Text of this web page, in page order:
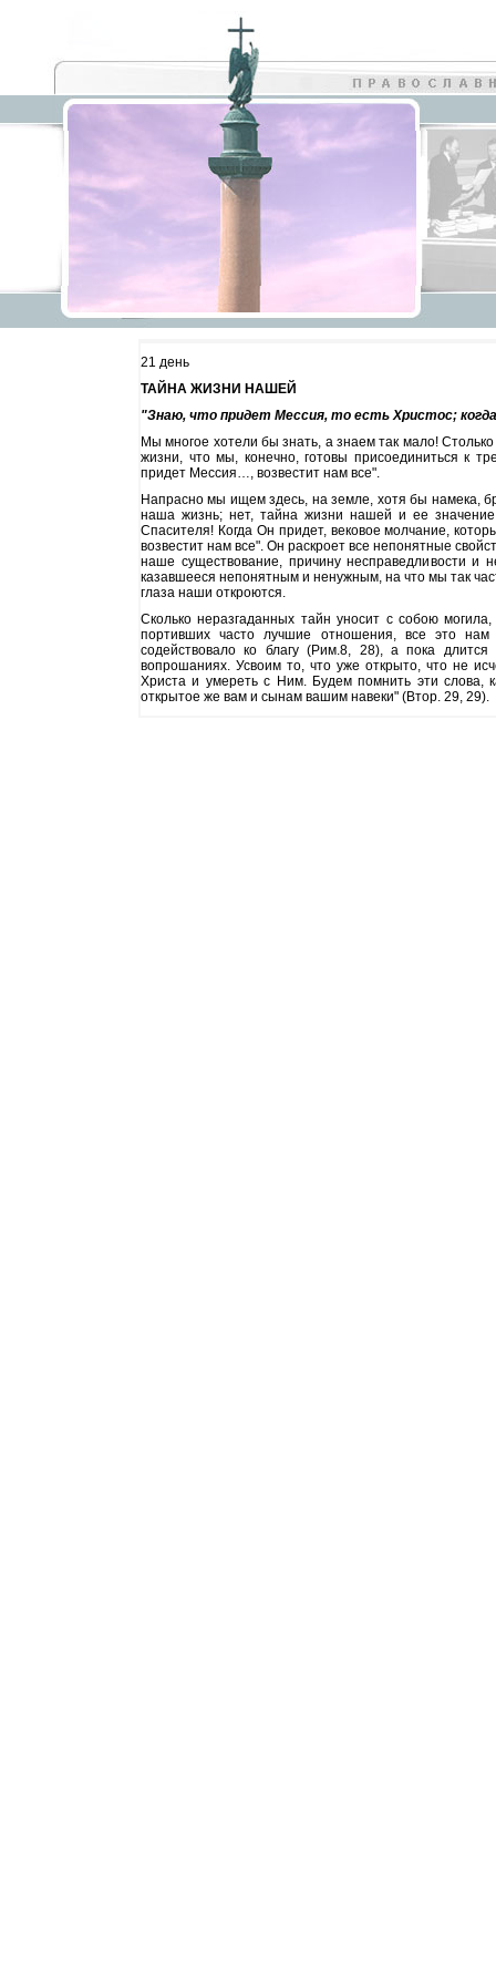
21 день
ТАЙНА ЖИЗНИ НАШЕЙ
"Знаю, что придет Мессия, то есть Христос;
Мы многое хотели бы знать, а знаем так мало!
жизни, что мы, конечно, готовы присоединиться к
придет Мессия…, возвестит нам все".
Напрасно мы ищем здесь, на земле, хотя бы намека,
наша жизнь; нет, тайна жизни нашей и ее
Спасителя! Когда Он придет, вековое молчание,
возвестит нам все". Он раскроет все непонятные
наше существование, причину несправедливости и
казавшееся непонятным и ненужным, на что мы так
глаза наши откроются.
Сколько неразгаданных тайн уносит с собою
портивших часто лучшие отношения, все это
содействовало ко благу (Рим.8, 28), а пока
вопрошаниях. Усвоим то, что уже открыто, что не
Христа и умереть с Ним. Будем помнить эти слова,
открытое же вам и сынам вашим навеки" (Втор. 29, 29).